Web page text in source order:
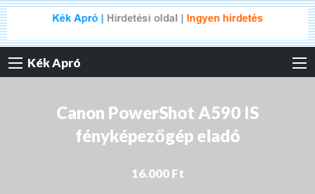
Kék Apró
Canon PowerShot A590 IS
fényképezőgép eladó
16.000 Ft